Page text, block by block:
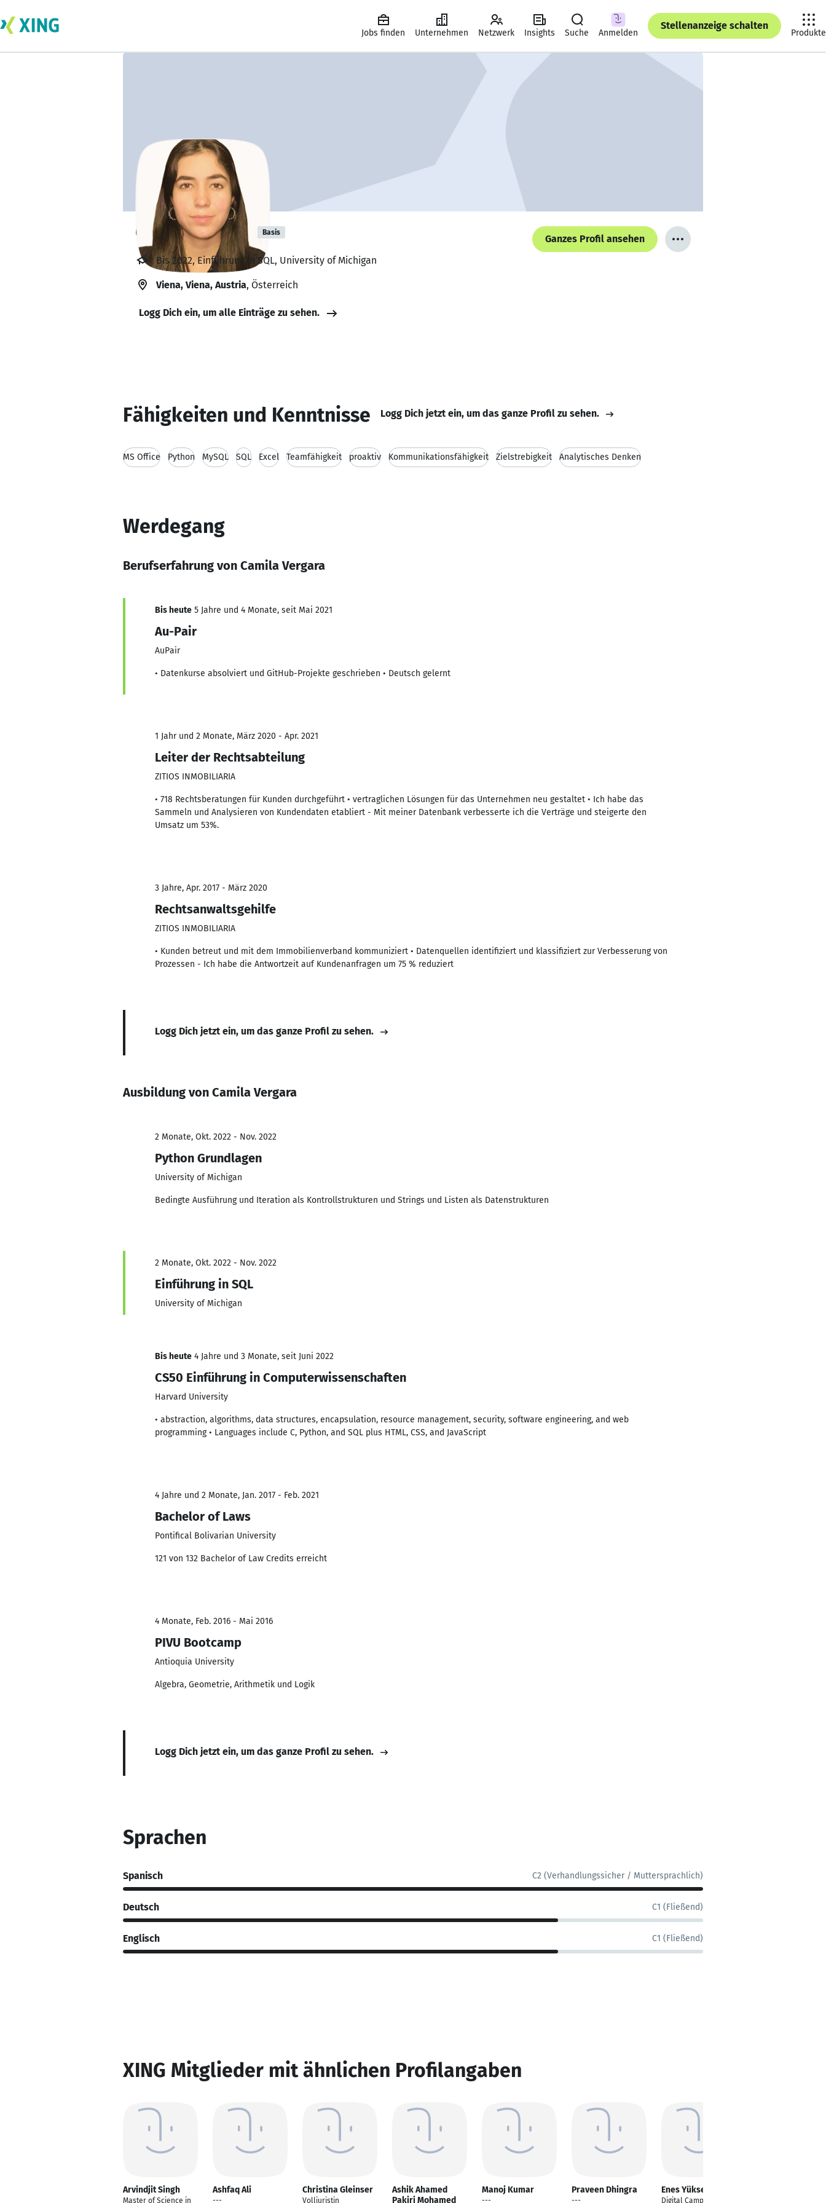
Jobs finden Unternehmen Netzwerk Insights Suche Anmelden
Stellenanzeige schalten
Produkte
Camila Vergara Basis
Ganzes Profil ansehen
Bis 2022, Einführung in SQL, University of Michigan
Viena, Viena, Austria, Österreich
Logg Dich ein, um alle Einträge zu sehen.
Fähigkeiten und Kenntnisse Logg Dich jetzt ein, um das ganze Profil zu sehen.
MS Office Python MySQL SQL Excel Teamfähigkeit proaktiv Kommunikationsfähigkeit Zielstrebigkeit Analytisches Denken
Werdegang
Berufserfahrung von Camila Vergara
Bis heute 5 Jahre und 4 Monate, seit Mai 2021
Au-Pair
AuPair
• Datenkurse absolviert und GitHub-Projekte geschrieben • Deutsch gelernt
1 Jahr und 2 Monate, März 2020 - Apr. 2021
Leiter der Rechtsabteilung
ZITIOS INMOBILIARIA
• 718 Rechtsberatungen für Kunden durchgeführt • vertraglichen Lösungen für das Unternehmen neu gestaltet • Ich habe das
Sammeln und Analysieren von Kundendaten etabliert - Mit meiner Datenbank verbesserte ich die Verträge und steigerte den
Umsatz um 53%.
3 Jahre, Apr. 2017 - März 2020
Rechtsanwaltsgehilfe
ZITIOS INMOBILIARIA
• Kunden betreut und mit dem Immobilienverband kommuniziert • Datenquellen identifiziert und klassifiziert zur Verbesserung von
Prozessen - Ich habe die Antwortzeit auf Kundenanfragen um 75 % reduziert
Logg Dich jetzt ein, um das ganze Profil zu sehen.
Ausbildung von Camila Vergara
2 Monate, Okt. 2022 - Nov. 2022
Python Grundlagen
University of Michigan
Bedingte Ausführung und Iteration als Kontrollstrukturen und Strings und Listen als Datenstrukturen
2 Monate, Okt. 2022 - Nov. 2022
Einführung in SQL
University of Michigan
Bis heute 4 Jahre und 3 Monate, seit Juni 2022
CS50 Einführung in Computerwissenschaften
Harvard University
• abstraction, algorithms, data structures, encapsulation, resource management, security, software engineering, and web
programming • Languages include C, Python, and SQL plus HTML, CSS, and JavaScript
4 Jahre und 2 Monate, Jan. 2017 - Feb. 2021
Bachelor of Laws
Pontifical Bolivarian University
121 von 132 Bachelor of Law Credits erreicht
4 Monate, Feb. 2016 - Mai 2016
PIVU Bootcamp
Antioquia University
Algebra, Geometrie, Arithmetik und Logik
Logg Dich jetzt ein, um das ganze Profil zu sehen.
Sprachen
Spanisch C2 (Verhandlungssicher / Muttersprachlich)
Deutsch C1 (Fließend)
Englisch C1 (Fließend)
XING Mitglieder mit ähnlichen Profilangaben
Arvindjit Singh
Master of Science in
Ashfaq Ali
---
Christina Gleinser
Volljuristin
Ashik Ahamed
Pakiri Mohamed
Manoj Kumar
---
Praveen Dhingra
---
Enes Yüksel
Digital Campaign